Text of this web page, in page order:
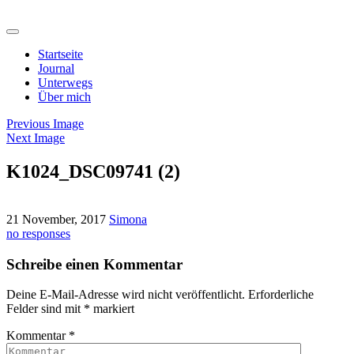
Startseite
Journal
Unterwegs
Über mich
Previous Image
Next Image
K1024_DSC09741 (2)
21 November, 2017 Simona
no responses
Schreibe einen Kommentar
Deine E-Mail-Adresse wird nicht veröffentlicht. Erforderliche
Felder sind mit * markiert
Kommentar *